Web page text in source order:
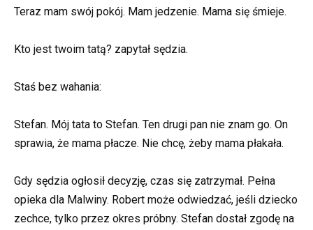
Teraz mam swój pokój. Mam jedzenie. Mama się śmieje.
Kto jest twoim tatą? zapytał sędzia.
Staś bez wahania:
Stefan. Mój tata to Stefan. Ten drugi pan nie znam go. On
sprawia, że mama płacze. Nie chcę, żeby mama płakała.
Gdy sędzia ogłosił decyzję, czas się zatrzymał. Pełna
opieka dla Malwiny. Robert może odwiedzać, jeśli dziecko
zechce, tylko przez okres próbny. Stefan dostał zgodę na